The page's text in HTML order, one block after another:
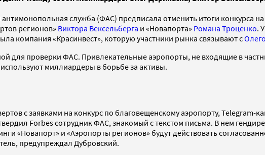
антимонопольная служба (ФАС) предписала отменить итоги конкурса
регионов» Виктора Вексельберга и «Новапорта» Романа Троценко.
компания «Красинвест», которую участники рынка связывают с
для проверки ФАС. Привлекательные аэропорты, не входящие в
миллиардеры в борьбе за активы.
с заявками на конкурс по благовещенскому аэропорту, Telegram-
Forbes сотрудник ФАС, знакомый с текстом письма. В нем
«Новапорт» и «Аэропорты регионов» будут действовать
предупреждал Дубровский.